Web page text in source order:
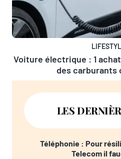
Voiture électrique : 1
des carburants
LES
Téléphonie : Pour
Telecom il